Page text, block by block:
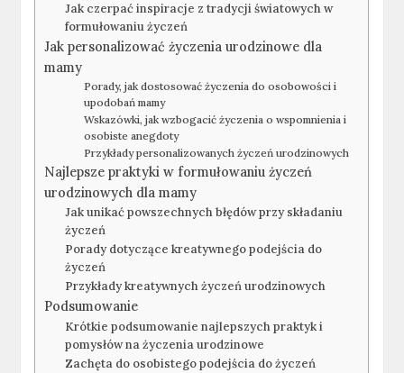
Jak czerpać inspiracje z tradycji światowych w
formułowaniu życzeń
Jak personalizować życzenia urodzinowe dla
mamy
Porady, jak dostosować życzenia do osobowości i
upodobań mamy
Wskazówki, jak wzbogacić życzenia o wspomnienia i
osobiste anegdoty
Przykłady personalizowanych życzeń urodzinowych
Najlepsze praktyki w formułowaniu życzeń
urodzinowych dla mamy
Jak unikać powszechnych błędów przy składaniu
życzeń
Porady dotyczące kreatywnego podejścia do
życzeń
Przykłady kreatywnych życzeń urodzinowych
Podsumowanie
Krótkie podsumowanie najlepszych praktyk i
pomysłów na życzenia urodzinowe
Zachęta do osobistego podejścia do życzeń